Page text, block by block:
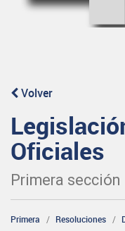
Volver
Oficiales
Primera sección
Primera Resoluciones